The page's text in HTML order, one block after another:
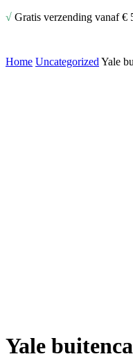
√ Gratis verzending vanaf €
Home Uncategorized Yale
Yale